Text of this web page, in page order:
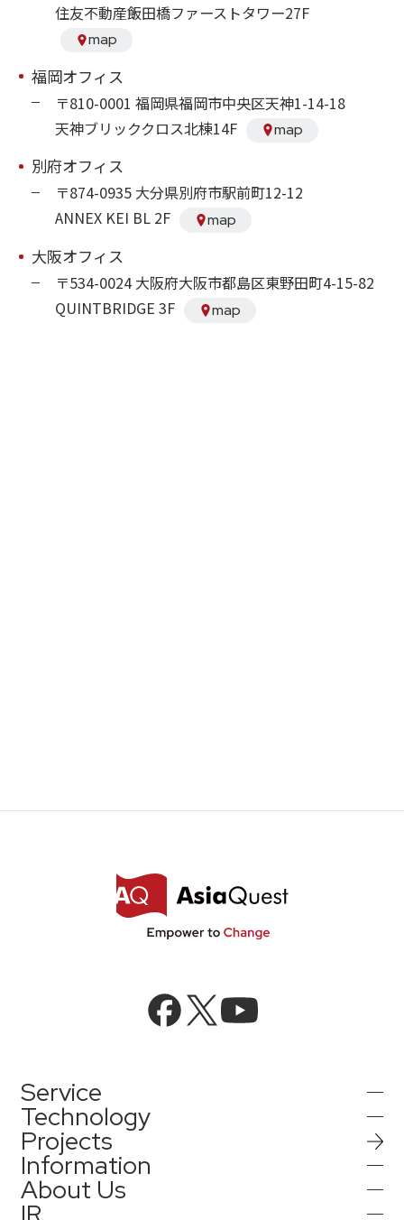
住友不動産飯田橋ファーストタワー27F
map
福岡オフィス
〒810-0001 福岡県福岡市中央区天神1-14-18
天神ブリッククロス北棟14F
map
別府オフィス
〒874-0935 大分県別府市駅前町12-12
ANNEX KEI BL 2F
map
大阪オフィス
〒534-0024 大阪府大阪市都島区東野田町4-15-82
QUINTBRIDGE 3F
map
Service
AIインテグレーション
AIソリューション
Technology
AI／生成AI
AIエージェント／生成AI／LLM
Projects
Information
インフォメーション
About Us